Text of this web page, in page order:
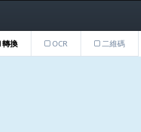
轉換 OCR 二維碼